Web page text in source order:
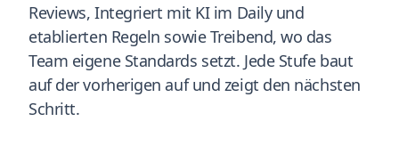
Reviews, Integriert mit KI im Daily und
etablierten Regeln sowie Treibend, wo das
Team eigene Standards setzt. Jede Stufe baut
auf der vorherigen auf und zeigt den nächsten
Schritt.